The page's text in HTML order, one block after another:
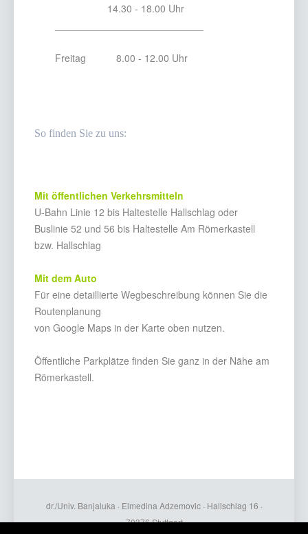
14.30 - 18.00 Uhr
Freitag 8.00 - 12.00 Uhr
So finden Sie zu uns:
Mit öffentlichen Verkehrsmitteln
U-Bahn Linie 12 bis Haltestelle Hallschlag oder
Buslinie 52 und 56 bis Haltestelle Am Römerkastell
bzw. Hallschlag
Mit dem Auto
Für eine detaillierte Wegbeschreibung können Sie die
Routenplanung
von Google Maps in der Karte oben nutzen.
Öffentliche Parkplätze finden Sie ganz in der Nähe am
Römerkastell.
dr./Univ. Banjaluka · Elmedina Adzemovic · Hallschlag 16 ·
70376 Stuttgart